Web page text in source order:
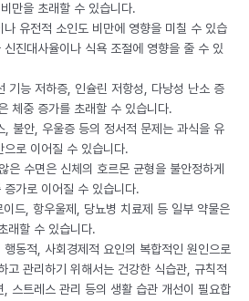
만을 초래할 수 있습니다.
유전적 소인도 비만에 영향을 미칠 수 있습
진대사율이나 식욕 조절에 영향을 줄 수 있
기능 저하증, 인슐린 저항성, 다낭성 난소 증
체중 증가를 초래할 수 있습니다.
불안, 우울증 등의 정서적 문제는 과식을 유
로 이어질 수 있습니다.
수면은 신체의 호르몬 균형을 불안정하게
가로 이어질 수 있습니다.
드, 항우울제, 당뇨병 치료제 등 일부 약물은
래할 수 있습니다.
동적, 사회경제적 요인의 복합적인 원인으로
고 관리하기 위해서는 건강한 식습관, 규칙적
스트레스 관리 등의 생활 습관 개선이 필요합